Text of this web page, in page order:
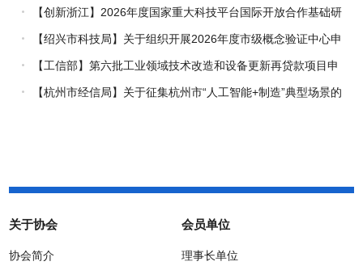
企业推荐工作的通知
【创新浙江】2026年度国家重大科技平台国际开放合作基础研
究专项（试点）项目指南
【绍兴市科技局】关于组织开展2026年度市级概念验证中心申
报工作的通知
【工信部】第六批工业领域技术改造和设备更新再贷款项目申
报工作启动
【杭州市经信局】关于征集杭州市“人工智能+制造”典型场景的
关于协会
协会简介
会员单位
理事长单位